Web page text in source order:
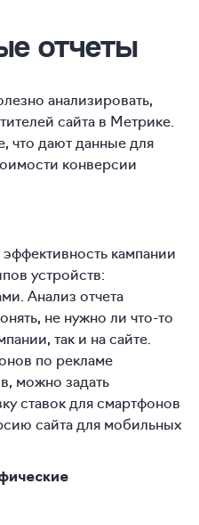
отчеты
анализировать,
сайта в Метрике.
что дают данные для
конверсии
кампании
устройств:
Анализ отчета
не нужно ли что-то
так и на сайте.
по рекламе
можно задать
ставок для смартфонов
сайта для мобильных